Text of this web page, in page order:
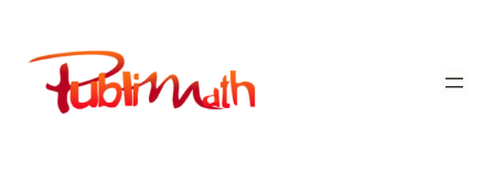
contenu
Publimath